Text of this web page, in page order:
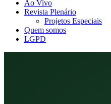
Ao Vivo
Revista Plenário
Projetos Especiais
Quem somos
LGPD